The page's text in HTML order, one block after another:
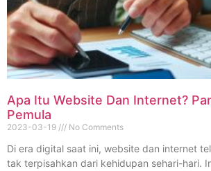
Apa Itu Website Dan Internet?
Pemula
2023-03-19 No Comments
Di era digital saat ini, website dan internet
tak terpisahkan dari kehidupan sehari-hari.